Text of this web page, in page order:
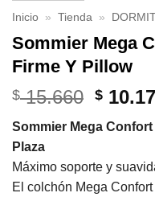
Inicio » Tienda »
Sommier Mega
Firme Y Pillow
$15.660 El
$
$
Sommier Mega
Plaza
Máximo soporte y
El colchón Mega